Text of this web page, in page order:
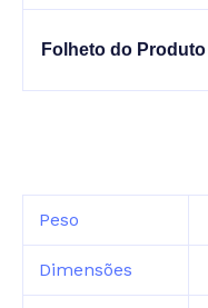
Folheto do Produto
Peso
Dimensões